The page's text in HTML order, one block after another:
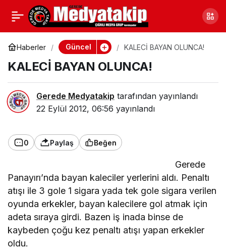
Haberler Güncel KALECİ BAYAN OLUNCA!
KALECİ BAYAN OLUNCA!
Gerede Medyatakip tarafından yayınlandı
22 Eylül 2012, 06:56 yayınlandı
0 Paylaş Beğen
Gerede
Panayırı’nda bayan kaleciler yerlerini aldı. Penaltı
atışı ile 3 gole 1 sigara yada tek gole sigara verilen
oyunda erkekler, bayan kalecilere gol atmak için
adeta sıraya girdi. Bazen iş inada binse de
kaybeden çoğu kez penaltı atışı yapan erkekler
oldu.
BEREKETİYLE BAŞLADI! Paylaş